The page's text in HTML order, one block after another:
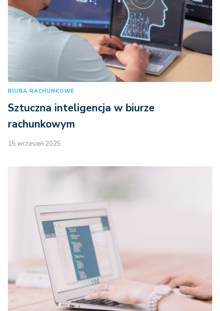
BIURA RACHUNKOWE
Sztuczna inteligencja w biurze
rachunkowym
15 wrzesień 2025